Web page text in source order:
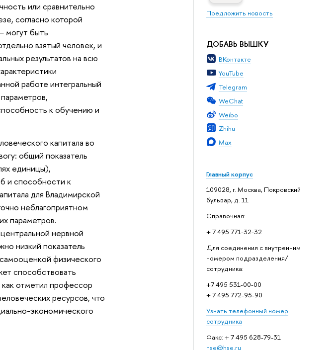
Предложить новость
ДОБАВЬ ВЫШКУ
ВКонтакте
YouTube
Telegram
WeChat
Weibo
Zhihu
Max
Главный корпус
109028, г. Москва, Покровский
бульвар, д. 11
Справочная:
+ 7 495 771-32-32
Для соединения с внутренним
номером подразделения/
сотрудника:
+7 495 531-00-00
+ 7 495 772-95-90
Узнать телефонный номер
сотрудника
Факс: + 7 495 628-79-31
hse@hse.ru
или сравнительно
согласно которой
могут быть
взятый человек, и
результатов на всю
работе интегральный
к обучению и
капитала во
общий показатель
единицы),
и способности к
для Владимирской
неблагоприятном
параметров.
нервной
низкий показатель
физического
способствовать
как отметил профессор
ресурсов, что
экономического